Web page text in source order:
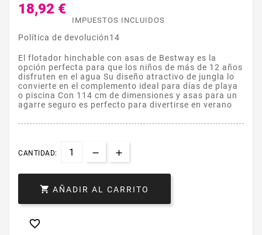
18,92 €
IMPUESTOS INCLUIDOS
Política de devolución14
El flotador hinchable con asas de Bestway es la
opción perfecta para que los niños de más de 12 años
disfruten en el agua Su diseño atractivo de jungla lo
convierte en el complemento ideal para días de playa
o piscina Con 114 cm de dimensiones y asas para un
agarre seguro es perfecto para divertirse en verano
CANTIDAD:
 AÑADIR AL CARRITO
